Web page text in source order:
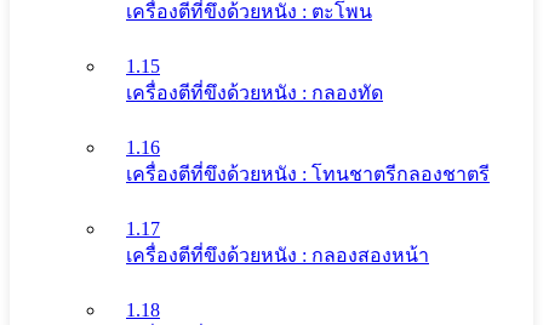
เครื่องตีที่ขึงด้วยหนัง : ตะโพน
1.15
เครื่องตีที่ขึงด้วยหนัง : กลองทัด
1.16
เครื่องตีที่ขึงด้วยหนัง : โทนชาตรีกลองชาตรี
1.17
เครื่องตีที่ขึงด้วยหนัง : กลองสองหน้า
1.18